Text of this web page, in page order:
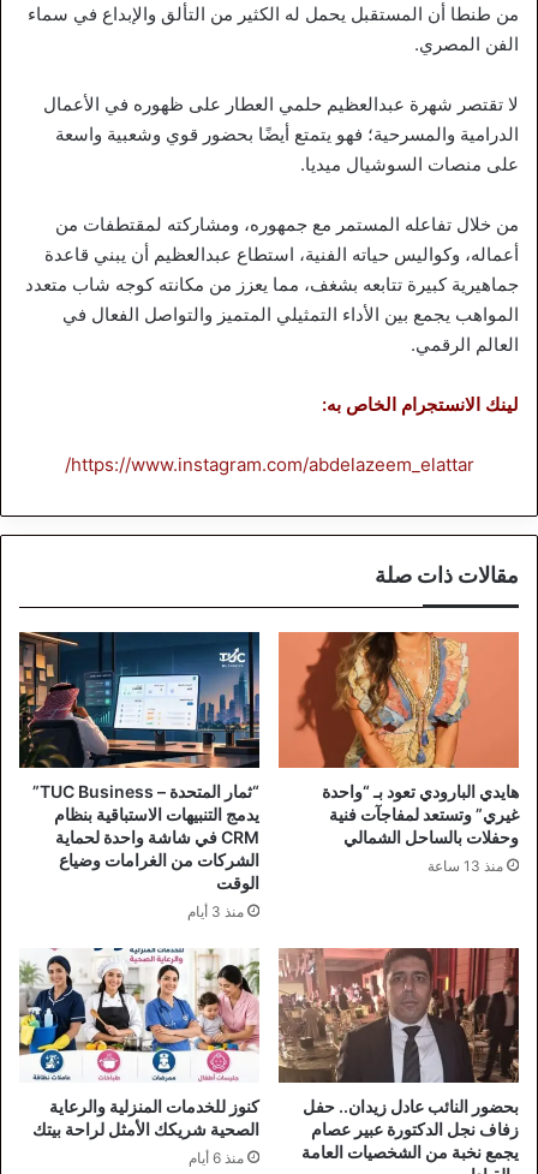
من طنطا أن المستقبل يحمل له الكثير من التألق والإبداع في سماء
الفن المصري.
لا تقتصر شهرة عبدالعظيم حلمي العطار على ظهوره في الأعمال
الدرامية والمسرحية؛ فهو يتمتع أيضًا بحضور قوي وشعبية واسعة
على منصات السوشيال ميديا.
من خلال تفاعله المستمر مع جمهوره، ومشاركته لمقتطفات من
أعماله، وكواليس حياته الفنية، استطاع عبدالعظيم أن يبني قاعدة
جماهيرية كبيرة تتابعه بشغف، مما يعزز من مكانته كوجه شاب متعدد
المواهب يجمع بين الأداء التمثيلي المتميز والتواصل الفعال في
العالم الرقمي.
لينك الانستجرام الخاص به:
https://www.instagram.com/abdelazeem_elattar/
مقالات ذات صلة
هايدي البارودي تعود بـ “واحدة
غيري” وتستعد لمفاجآت فنية
وحفلات بالساحل الشمالي
منذ 13 ساعة
“ثمار المتحدة – TUC Business”
يدمج التنبيهات الاستباقية بنظام
CRM في شاشة واحدة لحماية
الشركات من الغرامات وضياع
الوقت
منذ 3 أيام
بحضور النائب عادل زيدان.. حفل
زفاف نجل الدكتورة عبير عصام
يجمع نخبة من الشخصيات العامة
كنوز للخدمات المنزلية والرعاية
الصحية شريكك الأمثل لراحة بيتك
منذ 6 أيام